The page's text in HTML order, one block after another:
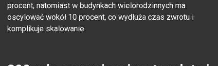
procent, natomiast w budynkach wielorodzinnych ma
oscylować wokół 10 procent, co wydłuża czas zwrotu i
komplikuje skalowanie.